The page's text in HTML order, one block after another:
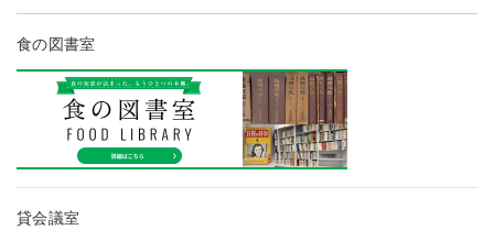
食の図書室
貸会議室